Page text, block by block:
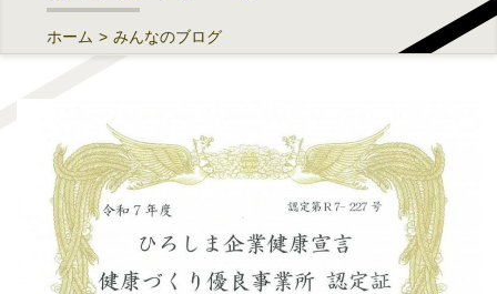
機械工具・FA・MRO
部品加工受託製造販売
工場メンテナンス・修理工事
ホーム > みんなのブログ